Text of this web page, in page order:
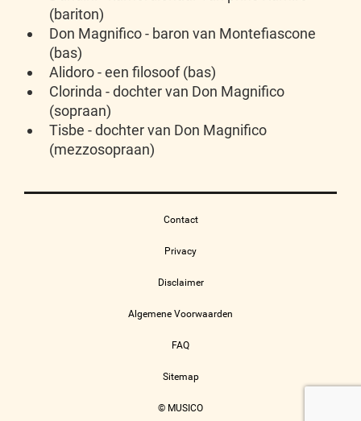
(bariton)
Don Magnifico - baron van Montefiascone
(bas)
Alidoro - een filosoof (bas)
Clorinda - dochter van Don Magnifico
(sopraan)
Tisbe - dochter van Don Magnifico
(mezzosopraan)
Contact
Privacy
Disclaimer
Algemene Voorwaarden
FAQ
Sitemap
© MUSICO